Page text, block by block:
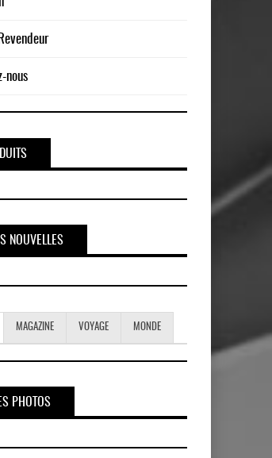
nous
NOUVELLES
MAGAZINE VOYAGE MONDE
PHOTOS